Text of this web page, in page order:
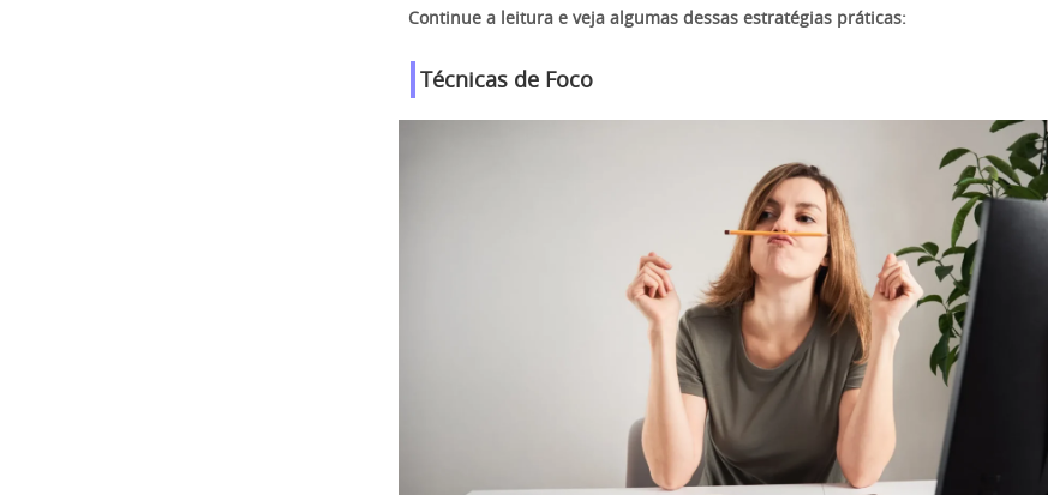
Continue a leitura e veja algumas dessas estratégias práticas:
Técnicas de Foco